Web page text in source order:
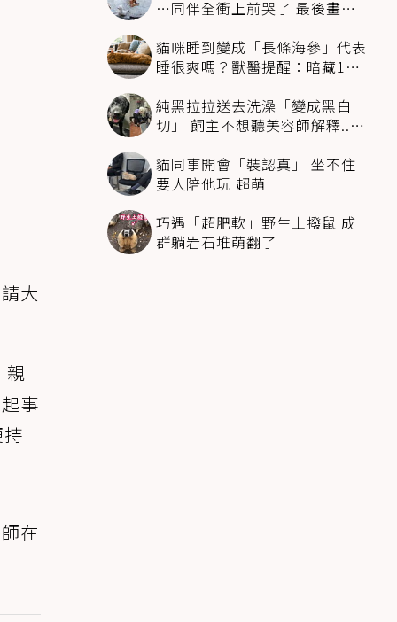
大
親
事
在
…同伴全衝上前哭了 最後畫面
貓咪睡到變成「長條海參」代表
睡很爽嗎？獸醫提醒：暗藏1種
純黑拉拉送去洗澡「變成黑白
切」 飼主不想聽美容師解釋..衝
貓同事開會「裝認真」 坐不住
要人陪他玩 超萌
巧遇「超肥軟」野生土撥鼠 成
群躺岩石堆萌翻了